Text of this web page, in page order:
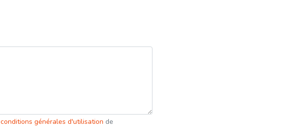
conditions générales d'utilisation de